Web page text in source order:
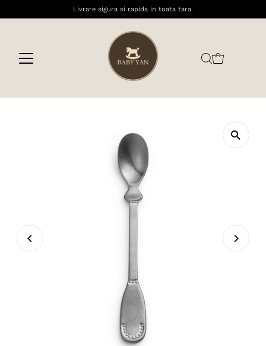
Livrare sigura si rapida in toata tara.